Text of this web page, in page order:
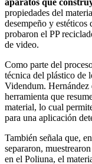
aparatos que
propiedades del
desempeño y estéticos
probaron el PP
de video.
Como parte del
técnica del plástico de
Videndum. Hernández
herramienta que
material, lo cual
para una aplicación
También señala que,
separaron,
en el Poliuna, el